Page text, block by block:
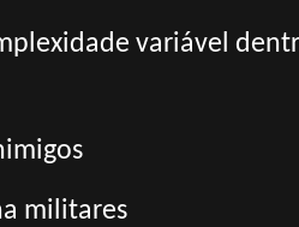
variável
militares